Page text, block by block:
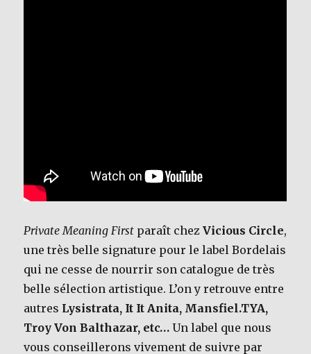
Private Meaning First paraît chezVicious Circle,
une très belle signature pour le label Bordelais
qui ne cesse de nourrir son catalogue de très
belle sélection artistique. L’on y retrouve entre
autres Lysistrata, It It Anita, Mansfiel.TYA,
Troy Von Balthazar, etc… Un label que nous
vous conseillerons vivement de suivre par